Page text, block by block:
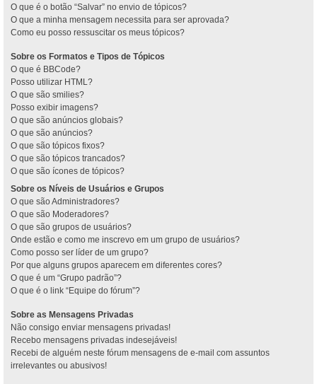
O que é o botão “Salvar” no envio de tópicos?
O que a minha mensagem necessita para ser aprovada?
Como eu posso ressuscitar os meus tópicos?
Sobre os Formatos e Tipos de Tópicos
O que é BBCode?
Posso utilizar HTML?
O que são smilies?
Posso exibir imagens?
O que são anúncios globais?
O que são anúncios?
O que são tópicos fixos?
O que são tópicos trancados?
O que são ícones de tópicos?
Sobre os Níveis de Usuários e Grupos
O que são Administradores?
O que são Moderadores?
O que são grupos de usuários?
Onde estão e como me inscrevo em um grupo de usuários?
Como posso ser líder de um grupo?
Por que alguns grupos aparecem em diferentes cores?
O que é um “Grupo padrão”?
O que é o link “Equipe do fórum”?
Sobre as Mensagens Privadas
Não consigo enviar mensagens privadas!
Recebo mensagens privadas indesejáveis!
Recebi de alguém neste fórum mensagens de e-mail com assuntos
irrelevantes ou abusivos!